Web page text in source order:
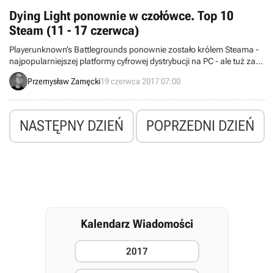
Dying Light ponownie w czołówce. Top 10
Steam (11 - 17 czerwca)
Playerunknown’s Battlegrounds ponownie zostało królem Steama -
najpopularniejszej platformy cyfrowej dystrybucji na PC - ale tuż za
nim uplasowało się polskie Dying Light: The Following - Enhanced
Edition.Przemysław Zamęcki19 czerwca 2017 07:00
NASTĘPNY DZIEŃ POPRZEDNI DZIEŃ
Kalendarz Wiadomości
2017